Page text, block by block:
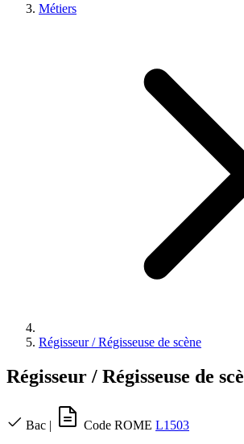
Métiers
Régisseur / Régisseuse de scène
Régisseur / Régisseuse de
Bac | Code ROME L1503